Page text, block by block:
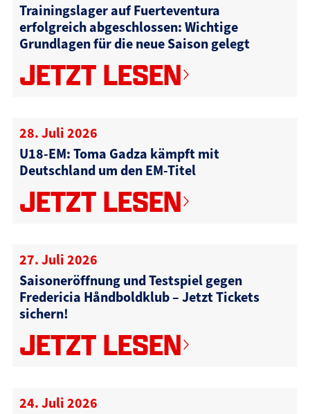
Trainingslager auf Fuerteventura
erfolgreich abgeschlossen: Wichtige
Grundlagen für die neue Saison gelegt
JETZT LESEN
28. Juli 2026
U18-EM: Toma Gadza kämpft mit
Deutschland um den EM-Titel
JETZT LESEN
27. Juli 2026
Saisoneröffnung und Testspiel gegen
Fredericia Håndboldklub – Jetzt Tickets
sichern!
JETZT LESEN
24. Juli 2026